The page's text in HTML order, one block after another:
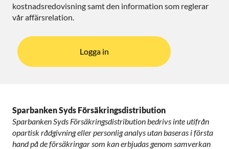
kostnadsredovisning samt den information som reglerar
vår affärsrelation.
Logga in
Sparbanken Syds Försäkringsdistribution
Sparbanken Syds Försäkringsdistribution bedrivs inte utifrån
opartisk rådgivning eller personlig analys utan baseras i första
hand på de försäkringar som kan erbjudas genom samverkan